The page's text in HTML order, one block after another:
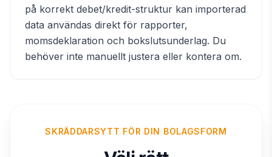
på korrekt debet/kredit-struktur kan importerad
data användas direkt för rapporter,
momsdeklaration och bokslutsunderlag. Du
behöver inte manuellt justera eller kontera om.
SKRÄDDARSYTT FÖR DIN BOLAGSFORM